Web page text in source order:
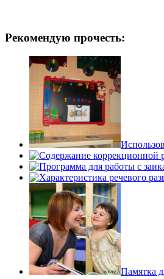
Рекомендую прочесть:
Памятка